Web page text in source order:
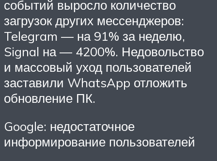
событий выросло количество
загрузок других мессенджеров:
Telegram — на 91% за неделю,
Signal на — 4200%. Недовольство
и массовый уход пользователей
заставили WhatsApp отложить
обновление ПК.
Google: недостаточное
информирование пользователей